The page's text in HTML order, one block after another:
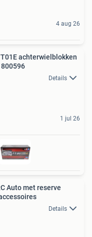
4 aug 26
achterwielblokken
Details
1 jul 26
Auto met reserve
Details